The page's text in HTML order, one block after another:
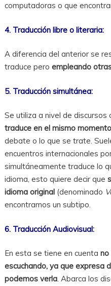
computadoras o que
4. Traducción libre o literaria:
A diferencia del anterior se
traduce pero empleando
5. Traducción simultánea:
Se utiliza a nivel de discursos
traduce en el mismo
debate o lo que se trate.
encuentros internacionales
simultáneamente traduce lo
idioma, esto quiere decir que
idioma original(denominado
encontramos un subtipo.
6. Traducción Audiovisual:
En esta se tiene en cuenta no
escuchando, ya que expresa
podemos verla. Abarca los